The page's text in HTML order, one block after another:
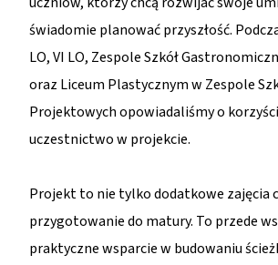
świadomie planować przyszłość.
LO, VI LO, Zespole Szkół
oraz Liceum Plastycznym w Zespole
Projektowych opowiadaliśmy o
uczestnictwo w projekcie.
Projekt to nie tylko dodatkowe zajęcia
przygotowanie do matury. To przede
praktyczne wsparcie w budowaniu